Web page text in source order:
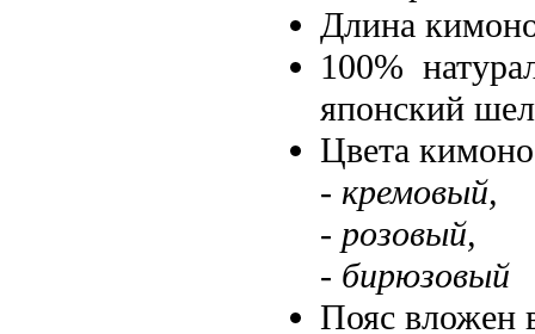
Длина
100%
японский
Цвета
- кремовый,
- розовый,
- бирюзовый
Пояс вложен